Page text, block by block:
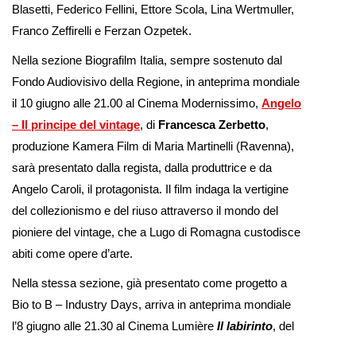
Blasetti, Federico Fellini, Ettore Scola, Lina Wertmuller,
Franco Zeffirelli e Ferzan Ozpetek.
Nella sezione Biografilm Italia, sempre sostenuto dal
Fondo Audiovisivo della Regione, in anteprima mondiale
il 10 giugno alle 21.00 al Cinema Modernissimo, Angelo
– Il principe del vintage, di Francesca Zerbetto,
produzione Kamera Film di Maria Martinelli (Ravenna),
sarà presentato dalla regista, dalla produttrice e da
Angelo Caroli, il protagonista. Il film indaga la vertigine
del collezionismo e del riuso attraverso il mondo del
pioniere del vintage, che a Lugo di Romagna custodisce
abiti come opere d’arte.
Nella stessa sezione, già presentato come progetto a
Bio to B – Industry Days, arriva in anteprima mondiale
l’8 giugno alle 21.30 al Cinema Lumière Il labirinto, del